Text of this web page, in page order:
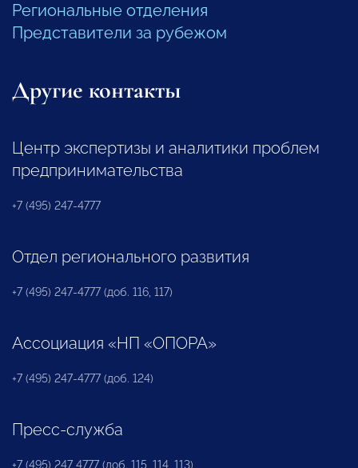
Региональные отделения
Представители за рубежом
Другие контакты
Центр экспертизы и аналитики проблем
предпринимательства
+7 (495) 247-4777
Отдел регионального развития
+7 (495) 247-4777 (доб. 116, 117)
Ассоциация «НП «ОПОРА»
+7 (495) 247-4777 (доб. 124)
Пресс-служба
+7 (495) 247 4777 (доб. 115, 114, 113)